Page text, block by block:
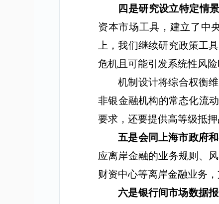
四是研究设立特定情
资本市场工具，建立了中
上，我们继续研究政策工
危机且可能引发系统性风
机制设计将综合权衡
非银金融机构的常态化流动
要求，还要提供高等级抵押
五是会同上海市政府
应离岸金融的业务规则、
财资中心等离岸金融业务
六是银行间市场数据